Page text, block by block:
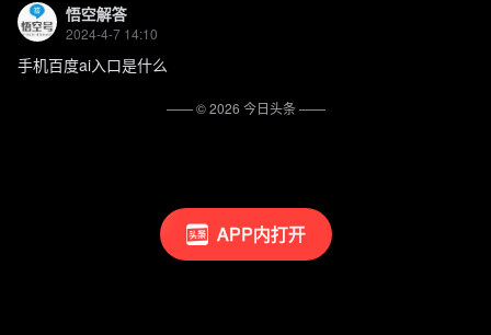
APP内打开
悟空解答
2024-4-7 14:10
手机百度ai入口是什么
—— ©2026 今日头条——